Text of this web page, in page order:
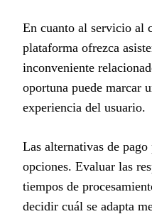
En cuanto al servicio al
plataforma ofrezca
inconveniente
oportuna puede marcar
experiencia del usuario.
Las alternativas de
opciones. Evaluar las
tiempos de
decidir cuál se adapta